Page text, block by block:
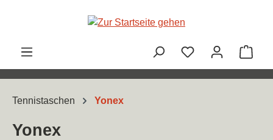
Zum Hauptinhalt springen
Tennistaschen Yonex
Yonex